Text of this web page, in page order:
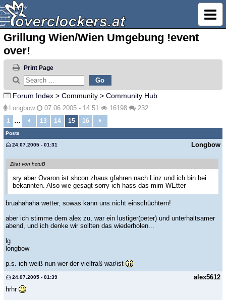
Grillung Wien/Wien Umgebung !event
over!
Print Page
Forum Index > Community > Community Hub
Longbow 07.06.2005 - 14:51 16198 232
1 … 13 14 15 16
Posts
Longbow
24.07.2005 - 01:31
Zitat von hctuB
sry aber Ovaron ist shcon zhaus gfahren nach Linz und ich bin bei
bekannten. Also wie gesagt sorry ich hass das mim WEtter
bruahahaha wetter, sowas kann uns nicht einschüchtern!
aber ich stimme dem alex zu, war ein lustiger(peter) und unterhaltsamer
abend, und ich denke wir sollten das wiederholen...
lg
longbow
p.s. ich weiß nun wer der vielfraß war/ist
alex5612
24.07.2005 - 01:39
hrhr